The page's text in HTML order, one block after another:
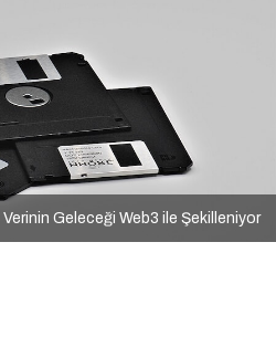
Geleceği Web3 ile Şekilleniyor